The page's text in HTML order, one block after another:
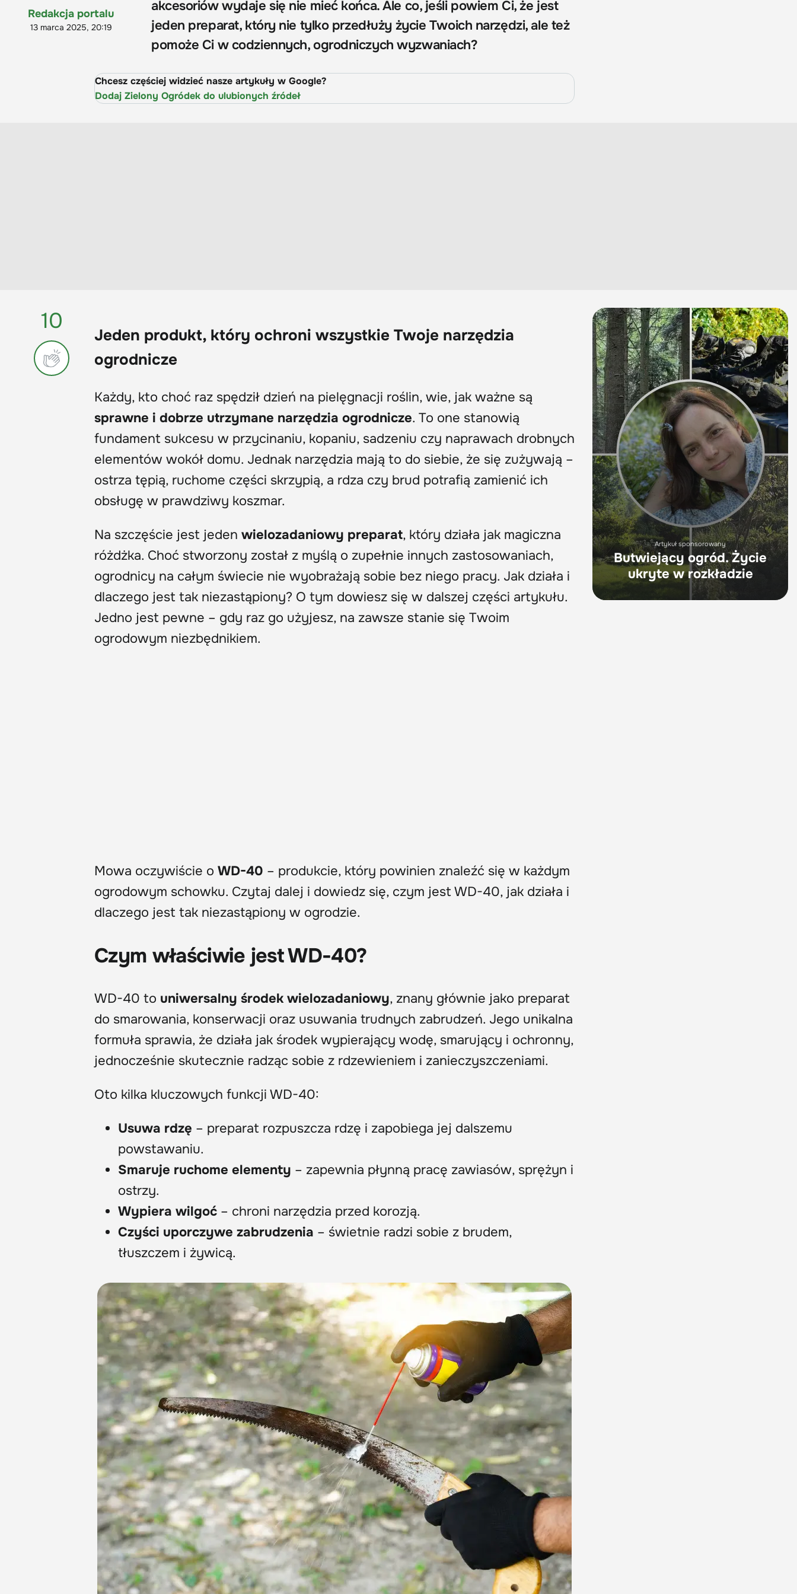
Redakcja portalu
13 marca 2025, 20:19
akcesoriów wydaje się nie mieć końca. Ale co, jeśli powiem Ci, że jest
jeden preparat, który nie tylko przedłuży życie Twoich narzędzi, ale też
pomoże Ci w codziennych, ogrodniczych wyzwaniach?
Chcesz częściej widzieć nasze artykuły w Google?
Dodaj Zielony Ogródek do ulubionych źródeł
10
Jeden produkt, który ochroni wszystkie Twoje narzędzia
ogrodnicze
Każdy, kto choć raz spędził dzień na pielęgnacji roślin, wie, jak ważne są
sprawne i dobrze utrzymane narzędzia ogrodnicze. To one stanowią
fundament sukcesu w przycinaniu, kopaniu, sadzeniu czy naprawach drobnych
elementów wokół domu. Jednak narzędzia mają to do siebie, że się zużywają –
ostrza tępią, ruchome części skrzypią, a rdza czy brud potrafią zamienić ich
obsługę w prawdziwy koszmar.
Na szczęście jest jeden wielozadaniowy preparat, który działa jak magiczna
różdżka. Choć stworzony został z myślą o zupełnie innych zastosowaniach,
ogrodnicy na całym świecie nie wyobrażają sobie bez niego pracy. Jak działa i
dlaczego jest tak niezastąpiony? O tym dowiesz się w dalszej części artykułu.
Jedno jest pewne – gdy raz go użyjesz, na zawsze stanie się Twoim
ogrodowym niezbędnikiem.
Mowa oczywiście o WD-40 – produkcie, który powinien znaleźć się w każdym
ogrodowym schowku. Czytaj dalej i dowiedz się, czym jest WD-40, jak działa i
dlaczego jest tak niezastąpiony w ogrodzie.
Czym właściwie jest WD-40?
WD-40 to uniwersalny środek wielozadaniowy, znany głównie jako preparat
do smarowania, konserwacji oraz usuwania trudnych zabrudzeń. Jego unikalna
formuła sprawia, że działa jak środek wypierający wodę, smarujący i ochronny,
jednocześnie skutecznie radząc sobie z rdzewieniem i zanieczyszczeniami.
Oto kilka kluczowych funkcji WD-40:
Usuwa rdzę – preparat rozpuszcza rdzę i zapobiega jej dalszemu
powstawaniu.
Smaruje ruchome elementy – zapewnia płynną pracę zawiasów, sprężyn i
ostrzy.
Wypiera wilgoć – chroni narzędzia przed korozją.
Czyści uporczywe zabrudzenia – świetnie radzi sobie z brudem,
tłuszczem i żywicą.
Artykuł sponsorowany
Butwiejący ogród. Życie
ukryte w rozkładzie